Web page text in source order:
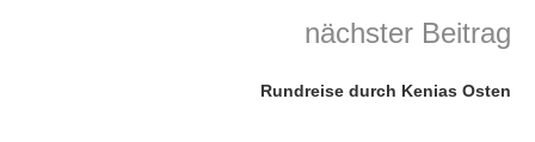
nächster Beitrag
Rundreise durch Kenias Osten